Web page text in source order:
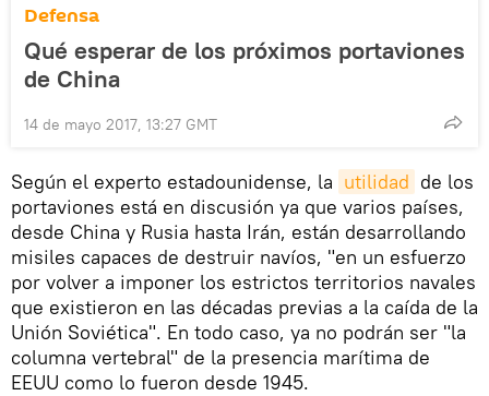
Defensa
Qué esperar de los próximos portaviones
de China
14 de mayo 2017, 13:27 GMT
Según el experto estadounidense, la utilidad de los
portaviones está en discusión ya que varios países,
desde China y Rusia hasta Irán, están desarrollando
misiles capaces de destruir navíos, "en un esfuerzo
por volver a imponer los estrictos territorios navales
que existieron en las décadas previas a la caída de la
Unión Soviética". En todo caso, ya no podrán ser "la
columna vertebral" de la presencia marítima de
EEUU como lo fueron desde 1945.